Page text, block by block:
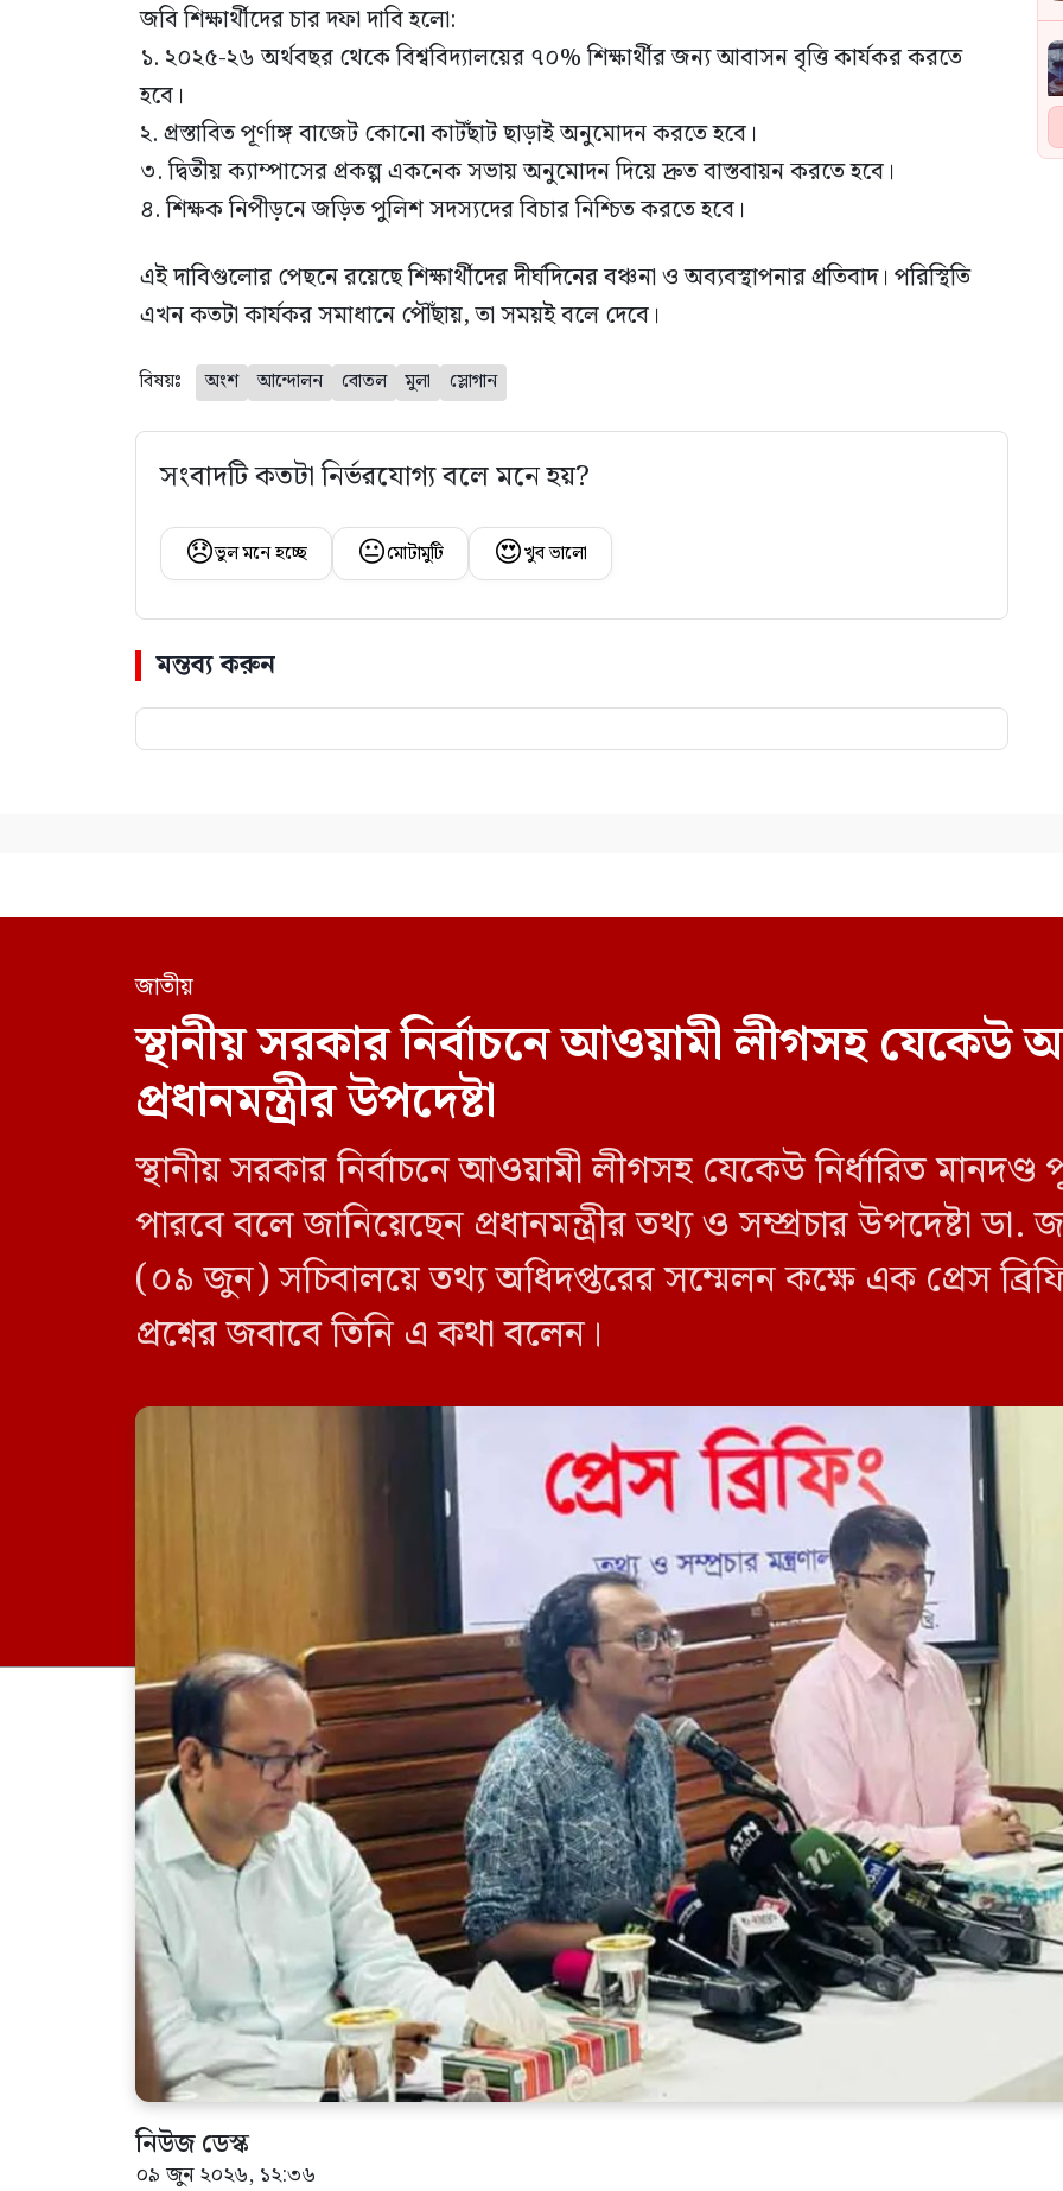
জবি শিক্ষার্থীদের চার দফা দাবি হলো:
১. ২০২৫-২৬ অর্থবছর থেকে বিশ্ববিদ্যালয়ের ৭০% শিক্ষার্থীর জন্য আবাসন বৃত্তি কার্যকর করতে
হবে।
২. প্রস্তাবিত পূর্ণাঙ্গ বাজেট কোনো কাটছাঁট ছাড়াই অনুমোদন করতে হবে।
৩. দ্বিতীয় ক্যাম্পাসের প্রকল্প একনেক সভায় অনুমোদন দিয়ে দ্রুত বাস্তবায়ন করতে হবে।
৪. শিক্ষক নিপীড়নে জড়িত পুলিশ সদস্যদের বিচার নিশ্চিত করতে হবে।
এই দাবিগুলোর পেছনে রয়েছে শিক্ষার্থীদের দীর্ঘদিনের বঞ্চনা ও অব্যবস্থাপনার প্রতিবাদ। পরিস্থিতি
এখন কতটা কার্যকর সমাধানে পৌঁছায়, তা সময়ই বলে দেবে।
বিষয়ঃ অংশ আন্দোলন বোতল মুলা স্লোগান
সংবাদটি কতটা নির্ভরযোগ্য বলে মনে হয়?
😞ভুল মনে হচ্ছে 😐মোটামুটি 😍খুব ভালো
মন্তব্য করুন
জাতীয়
স্থানীয় সরকার নির্বাচনে আওয়ামী লীগসহ যেকেউ
প্রধানমন্ত্রীর উপদেষ্টা
স্থানীয় সরকার নির্বাচনে আওয়ামী লীগসহ যেকেউ নির্ধারিত
পারবে বলে জানিয়েছেন প্রধানমন্ত্রীর তথ্য ও সম্প্রচার উপদেষ্টা
(০৯ জুন) সচিবালয়ে তথ্য অধিদপ্তরের সম্মেলন কক্ষে এক প্রেস
প্রশ্নের জবাবে তিনি এ কথা বলেন।
নিউজ ডেস্ক
০৯ জুন ২০২৬, ১২:৩৬